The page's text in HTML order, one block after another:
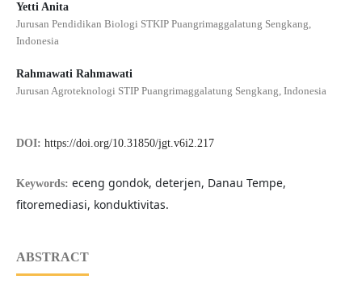
Yetti Anita
Jurusan Pendidikan Biologi STKIP Puangrimaggalatung Sengkang,
Indonesia
Rahmawati Rahmawati
Jurusan Agroteknologi STIP Puangrimaggalatung Sengkang, Indonesia
DOI: https://doi.org/10.31850/jgt.v6i2.217
Keywords: eceng gondok, deterjen, Danau Tempe,
fitoremediasi, konduktivitas.
ABSTRACT